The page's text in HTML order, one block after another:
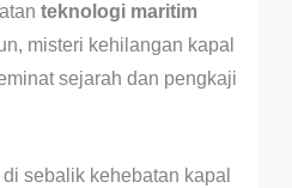
teknologi maritim
misteri kehilangan kapal
sejarah dan pengkaji
sebalik kehebatan kapal